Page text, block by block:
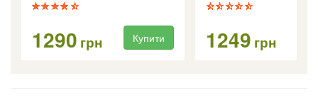
1290 грн Купити 1249 грн